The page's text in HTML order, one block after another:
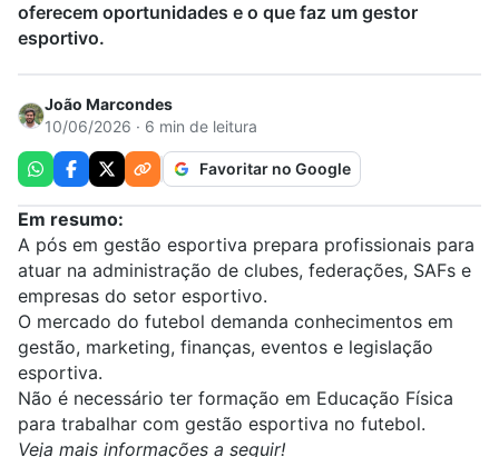
oferecem oportunidades e o que faz um gestor
esportivo.
João Marcondes
10/06/2026 · 6 min de leitura
Favoritar no Google
Em resumo:
A pós em gestão esportiva prepara profissionais para
atuar na administração de clubes, federações, SAFs e
empresas do setor esportivo.
O mercado do futebol demanda conhecimentos em
gestão, marketing, finanças, eventos e legislação
esportiva.
Não é necessário ter formação em Educação Física
para trabalhar com gestão esportiva no futebol.
Veja mais informações a seguir!